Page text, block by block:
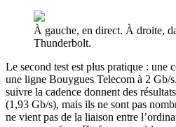
À gauche, en direct. À droite,
Thunderbolt.
Le second test est plus pratique : une
une ligne Bouygues Telecom à 2 Gb/
suivre la cadence donnent des
(1,93 Gb/s), mais ils ne sont pas
ne vient pas de la liaison entre